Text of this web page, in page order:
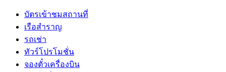
บัตรเข้าชมสถานที่
เรือสำราญ
รถเช่า
ทัวร์โปรโมชั่น
จองตั๋วเครื่องบิน